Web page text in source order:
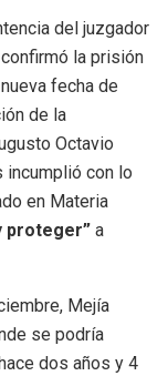
del juzgador
la prisión
fecha de
de la
Octavio
incumplió con lo
en Materia
proteger” a
Mejía
se podría
dos años y 4